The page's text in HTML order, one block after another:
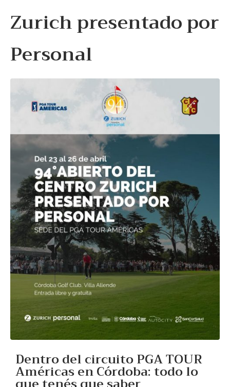
Zurich presentado por
Personal
Dentro del circuito PGA TOUR
Américas en Córdoba: todo lo